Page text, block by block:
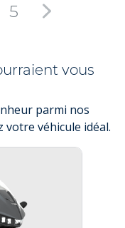
5
vous
parmi nos
votre véhicule idéal.